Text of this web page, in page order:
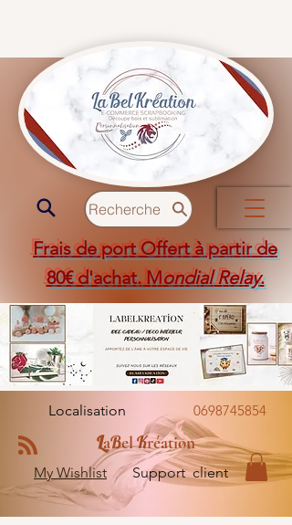
Recherche
Frais de port Offert à partir de
80€ d'achat. Mondial Relay.
Localisation 0698745854
LaBelKréation
My Wishlist Support client